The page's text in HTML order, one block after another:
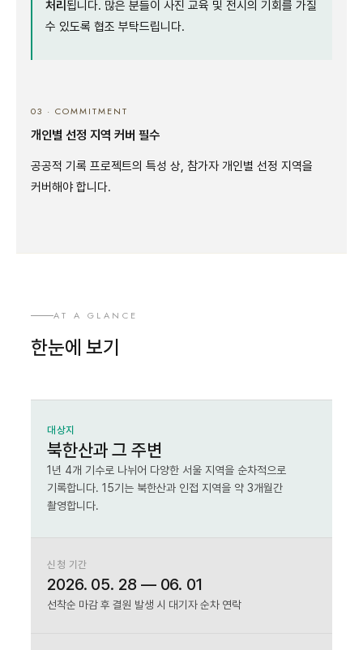
처리 됩니다. 많은 분들이 사진 교육 및 전시의 기회를 가질
수 있도록 협조 부탁드립니다.
03 · COMMITMENT
개인별 선정 지역 커버 필수
공공적 기록 프로젝트의 특성 상, 참가자 개인별 선정 지역을
커버해야 합니다.
AT A GLANCE
한눈에 보기
대상지
북한산과 그 주변
1년 4개 기수로 나뉘어 다양한 서울 지역을 순차적으로
기록합니다. 15기는 북한산과 인접 지역을 약 3개월간
촬영합니다.
신청 기간
2026. 05. 28 — 06. 01
선착순 마감 후 결원 발생 시 대기자 순차 연락